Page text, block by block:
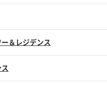
＆レジデンス